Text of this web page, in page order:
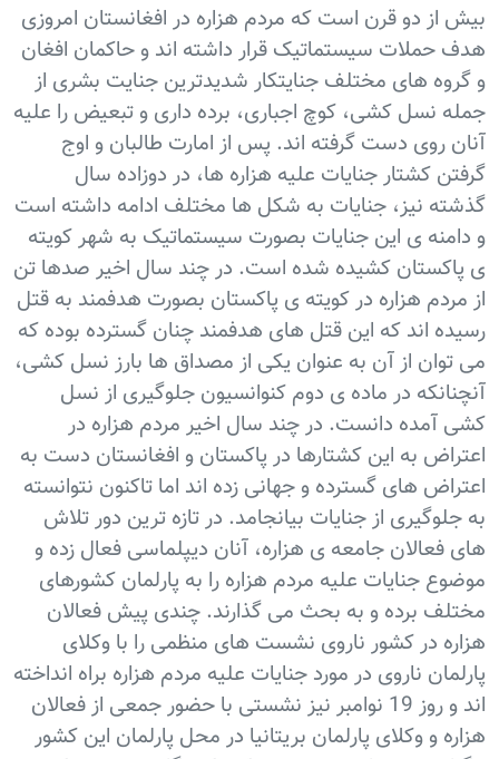
بیش از دو قرن است که مردم هزاره در افغانستان امروزی
هدف حملات سیستماتیک قرار داشته اند و حاکمان افغان
و گروه های مختلف جنایتکار شدیدترین جنایت بشری از
جمله نسل کشی، کوچ اجباری، برده داری و تبعیض را علیه
آنان روی دست گرفته اند. پس از امارت طالبان و اوج
گرفتن کشتار جنایات علیه هزاره ها، در دوزاده سال
گذشته نیز، جنایات به شکل ها مختلف ادامه داشته است
و دامنه ی این جنایات بصورت سیستماتیک به شهر کویته
ی پاکستان کشیده شده است. در چند سال اخیر صدها تن
از مردم هزاره در کویته ی پاکستان بصورت هدفمند به قتل
رسیده اند که این قتل های هدفمند چنان گسترده بوده که
می توان از آن به عنوان یکی از مصداق ها بارز نسل کشی،
آنچنانکه در ماده ی دوم کنوانسیون جلوگیری از نسل
کشی آمده دانست. در چند سال اخیر مردم هزاره در
اعتراض به این کشتارها در پاکستان و افغانستان دست به
اعتراض های گسترده و جهانی زده اند اما تاکنون نتوانسته
به جلوگیری از جنایات بیانجامد. در تازه ترین دور تلاش
های فعالان جامعه ی هزاره، آنان دیپلماسی فعال زده و
موضوع جنایات علیه مردم هزاره را به پارلمان کشورهای
مختلف برده و به بحث می گذارند. چندی پیش فعالان
هزاره در کشور ناروی نشست های منظمی را با وکلای
پارلمان ناروی در مورد جنایات علیه مردم هزاره براه انداخته
اند و روز 19 نوامبر نیز نشستی با حضور جمعی از فعالان
هزاره و وکلای پارلمان بریتانیا در محل پارلمان این کشور